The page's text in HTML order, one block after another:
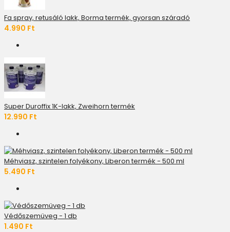
Fa spray, retusáló lakk, Borma termék, gyorsan száradó
4.990 Ft
Super Duroffix 1K-lakk, Zweihorn termék
12.990 Ft
Méhviasz, szintelen folyékony, Liberon termék - 500 ml
5.490 Ft
Védőszemüveg - 1 db
1.490 Ft